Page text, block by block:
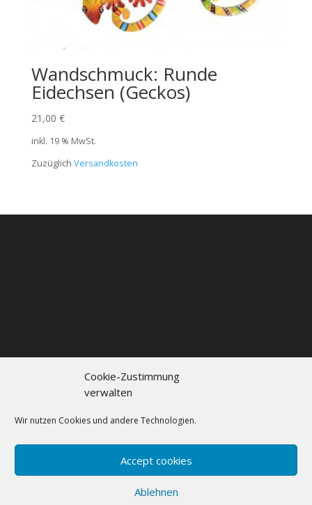
Cookie-Zustimmung
verwalten
Wir nutzen Cookies und andere Technologien.
Accept cookies
Ablehnen
Wandschmuck: Runde
Eidechsen (Geckos)
21,00 €
inkl. 19 % MwSt.
Zuzüglich Versandkosten
Kontakt
Datenschutzerklärung
Cookie policy (EU)
Elegant Themes